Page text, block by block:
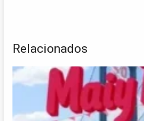
Relacionados